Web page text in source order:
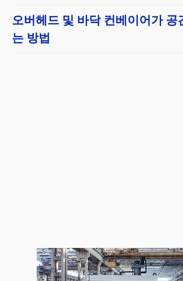
오버헤드 및 바닥 컨베이어가 공
는 방법